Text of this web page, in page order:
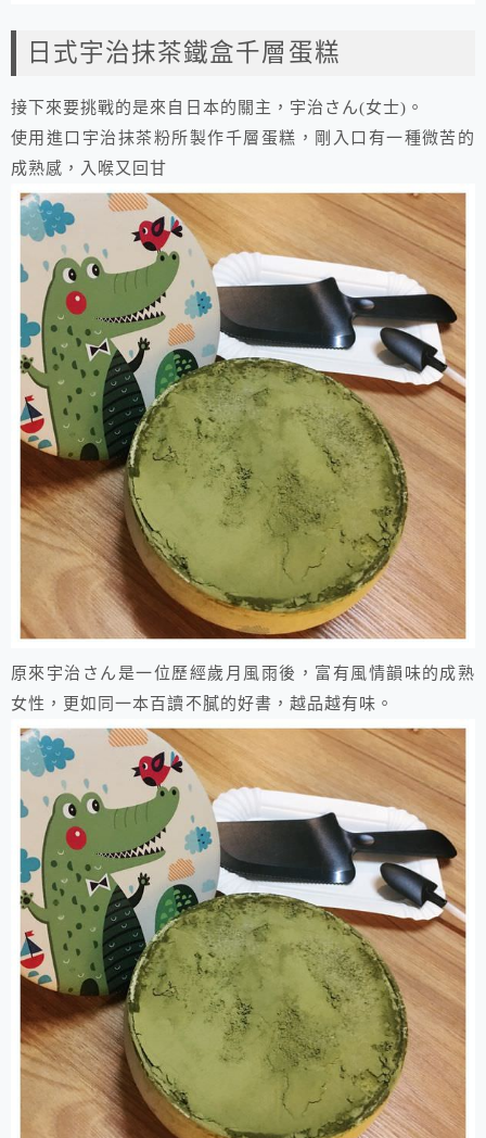
日式宇治抹茶鐵盒千層蛋糕
接下來要挑戰的是來自日本的關主，宇治さん(女士)。
使用進口宇治抹茶粉所製作千層蛋糕，剛入口有一種微苦的
成熟感，入喉又回甘
原來宇治さん是一位歷經歲月風雨後，富有風情韻味的成熟
女性，更如同一本百讀不膩的好書，越品越有味。